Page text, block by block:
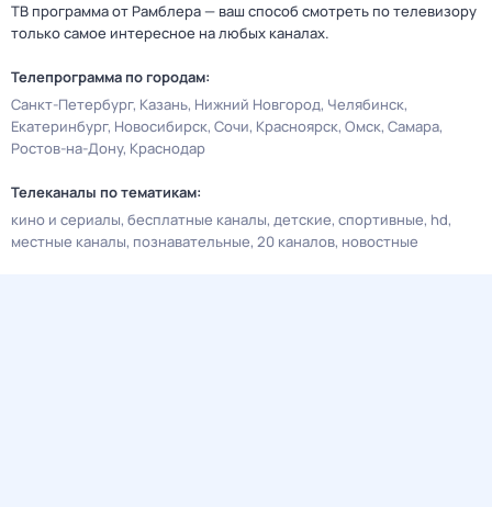
ТВ программа от Рамблера — ваш способ смотреть по телевизору
только самое интересное на любых каналах.
Телепрограмма по городам:
Санкт-Петербург Казань Нижний Новгород Челябинск
Екатеринбург Новосибирск Сочи Красноярск Омск Самара
Ростов-на-Дону Краснодар
Телеканалы по тематикам:
кино и сериалы бесплатные каналы детские спортивные hd
местные каналы познавательные 20 каналов новостные